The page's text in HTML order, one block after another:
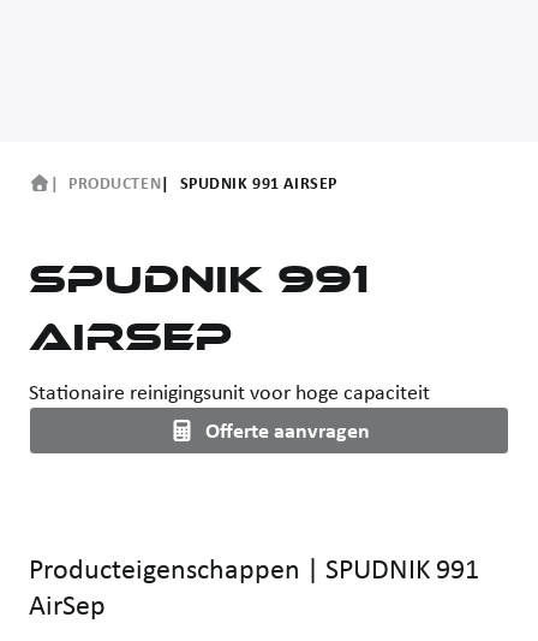
PRODUCTEN SPUDNIK 991 AIRSEP
SPUDNIK 991
AirSep
Stationaire reinigingsunit voor hoge capaciteit
Offerte aanvragen
Producteigenschappen | SPUDNIK 991
AirSep